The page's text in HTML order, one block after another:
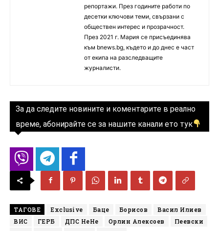
репортажи. През годините работи по
десетки ключови теми, свързани с
обществен интерес и прозрачност.
През 2021 г. Мария се присъединява
към bnews.bg, където и до днес е част
от екипа на разследващите
журналисти.
За да следите новините и коментарите в реално
време, абонирайте се за нашите канали ето тук
ТАГОВЕ Exclusive Баце Борисов
Васил Илиев
ВИС
ГЕРБ ДПС НеНе Орлин Алексоев
Пеевски